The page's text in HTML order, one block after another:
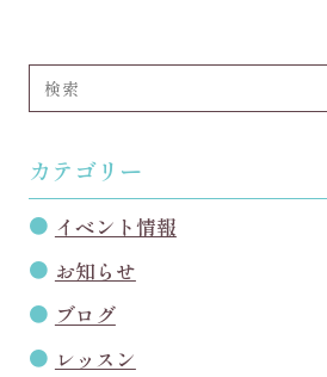
カテゴリー
イベント情報
お知らせ
ブログ
レッスン